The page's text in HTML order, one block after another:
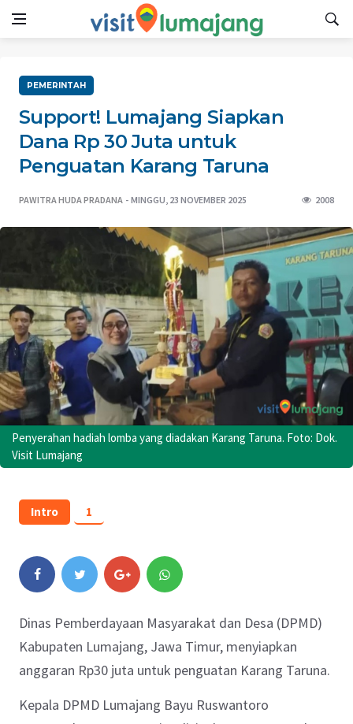
PEMERINTAH
Support! Lumajang Siapkan
Dana Rp 30 Juta untuk
Penguatan Karang Taruna
PAWITRA HUDA PRADANA MINGGU, 23 NOVEMBER 2025 2008
Penyerahan hadiah lomba yang diadakan Karang Taruna. Foto: Dok.
Visit Lumajang
Intro 1
Dinas Pemberdayaan Masyarakat dan Desa (DPMD)
Kabupaten Lumajang, Jawa Timur, menyiapkan
anggaran Rp30 juta untuk penguatan Karang Taruna.
Kepala DPMD Lumajang Bayu Ruswantoro